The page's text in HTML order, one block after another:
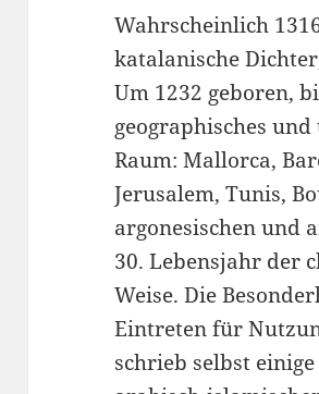
Wahrscheinlich
katalanische
Um 1232 geboren,
geographisches
Raum: Mallorca,
Jerusalem, Tunis,
argonesischen und
30. Lebensjahr der
Weise. Die
Eintreten für
schrieb selbst